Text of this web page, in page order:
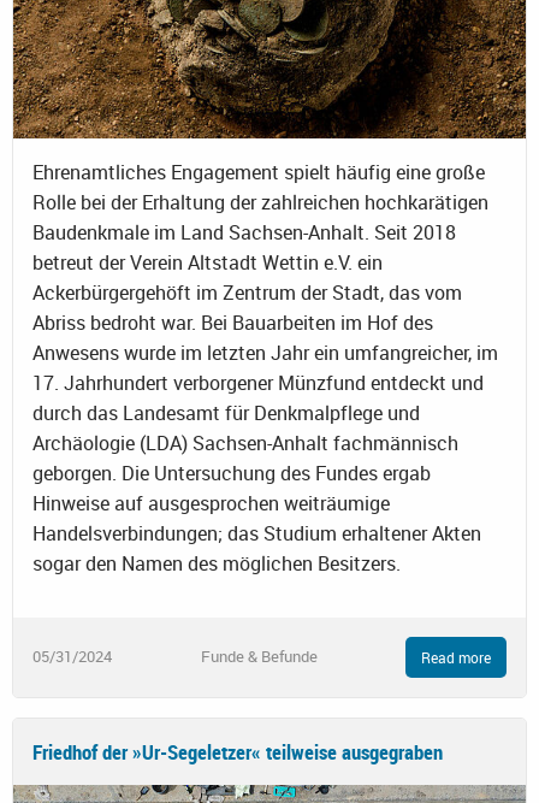
Ehrenamtliches Engagement spielt häufig eine große
Rolle bei der Erhaltung der zahlreichen hochkarätigen
Baudenkmale im Land Sachsen-Anhalt. Seit 2018
betreut der Verein Altstadt Wettin e.V. ein
Ackerbürgergehöft im Zentrum der Stadt, das vom
Abriss bedroht war. Bei Bauarbeiten im Hof des
Anwesens wurde im letzten Jahr ein umfangreicher, im
17. Jahrhundert verborgener Münzfund entdeckt und
durch das Landesamt für Denkmalpflege und
Archäologie (LDA) Sachsen-Anhalt fachmännisch
geborgen. Die Untersuchung des Fundes ergab
Hinweise auf ausgesprochen weiträumige
Handelsverbindungen; das Studium erhaltener Akten
sogar den Namen des möglichen Besitzers.
05/31/2024 Funde & Befunde Read more
Friedhof der »Ur-Segeletzer« teilweise ausgegraben